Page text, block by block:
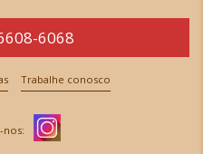
6068
Trabalhe conosco